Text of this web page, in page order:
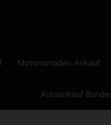
Motorschaden Ankauf
Autoankauf